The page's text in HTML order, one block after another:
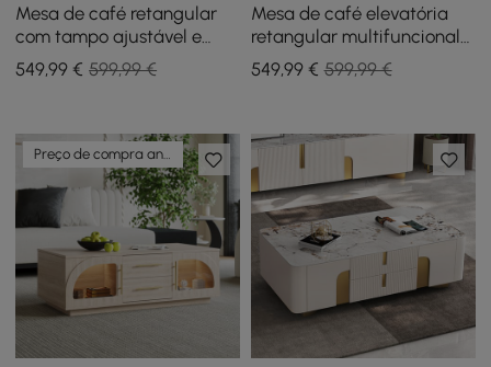
Mesa de café retangular
com tampo ajustável e
extensível e com
armazenamento
549,99 € 599,99 €
Mesa de café elevatória
retangular multifuncional
cinza moderna, extensível
com armazenamento
549,99€ 599,99 €
Preço de compra antecipada